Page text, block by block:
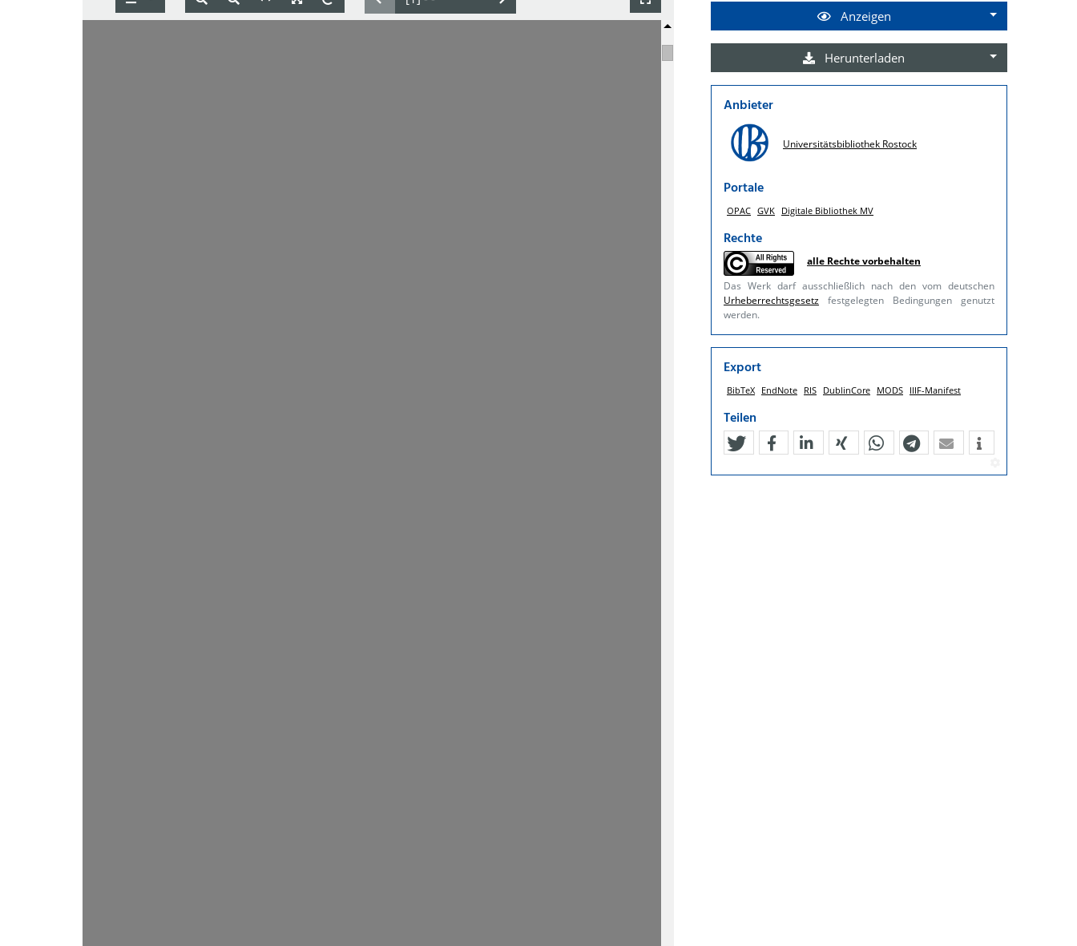
Anzeigen
Herunterladen
Anbieter
Universitätsbibliothek Rostock
Portale
OPAC GVK Digitale Bibliothek MV
Rechte
alle Rechte vorbehalten
Das Werk darf ausschließlich nach den vom deutschen
Urheberrechtsgesetz festgelegten Bedingungen genutzt
werden.
Export
BibTeX EndNote RIS DublinCore MODS IIIF-Manifest
Teilen